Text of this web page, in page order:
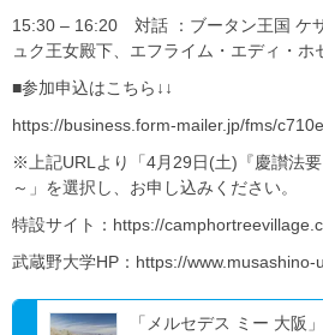
15:30 – 16:20 対話 ：ブータン王国 ケ
ュク王女殿下、エフライム・エディ・ホ
■参加申込はこちら↓↓
https://business.form-mailer.jp/fms/
※上記URLより「4月29日(土)『慶讃法
～」を選択し、お申し込みください。
特設サイト：https://
武蔵野大学HP：https://www.musashino-
「メルセデス ミー 大阪